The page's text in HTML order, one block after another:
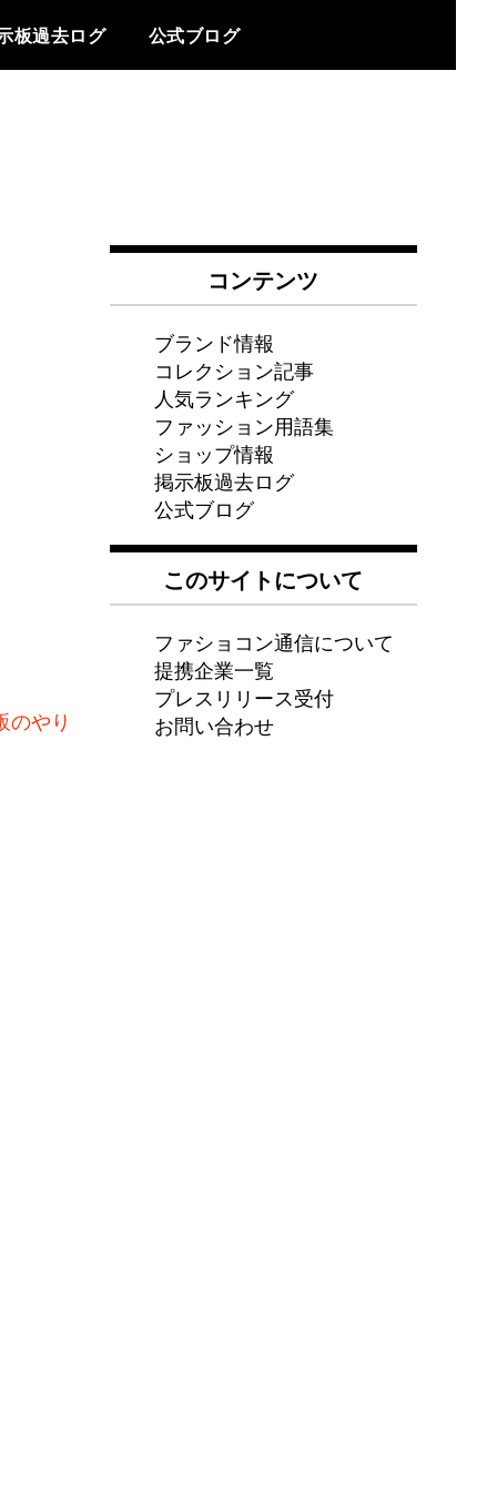
板過去ログ 公式ブログ
のやり
コンテンツ
ブランド情報
コレクション記事
人気ランキング
ファッション用語集
ショップ情報
掲示板過去ログ
公式ブログ
このサイトについて
ファショコン通信について
提携企業一覧
プレスリリース受付
お問い合わせ